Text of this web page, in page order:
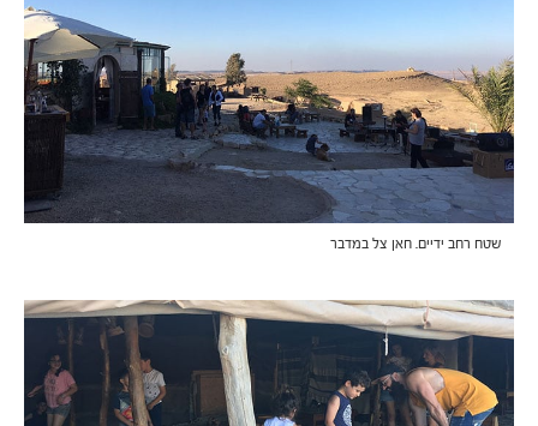
שטח רחב ידיים. חאן צל במדבר